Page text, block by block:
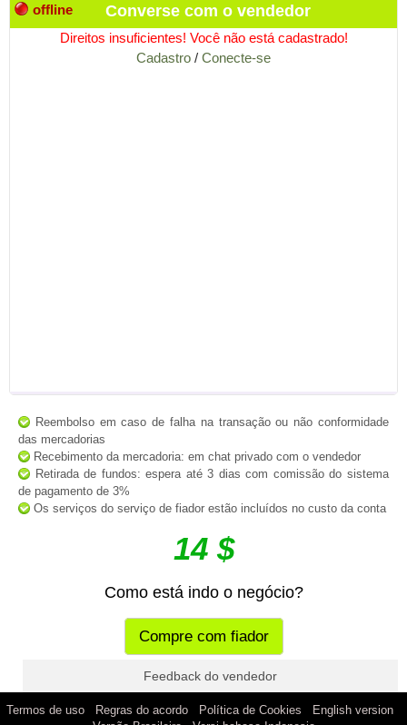
offline Converse com o vendedor
Direitos insuficientes! Você não está cadastrado!
Cadastro / Conecte-se
Reembolso em caso de falha na transação ou não conformidade
das mercadorias
Recebimento da mercadoria: em chat privado com o vendedor
Retirada de fundos: espera até 3 dias com comissão do sistema
de pagamento de 3%
Os serviços do serviço de fiador estão incluídos no custo da conta
14 $
Como está indo o negócio?
Compre com fiador
Feedback do vendedor
Termos de uso Regras do acordo Política de Cookies English version